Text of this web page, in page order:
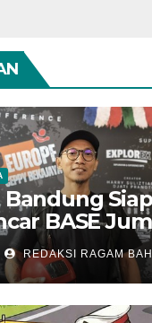
BASE
REDAKSI RAGAM